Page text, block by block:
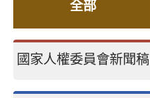
全部
國家人權委員會新聞稿